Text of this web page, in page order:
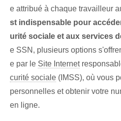
e attribué à chaque travailleur
st⁢ indispensable pour
urité sociale et aux services
e SSN, plusieurs options
e par le Site Internet
curité sociale (IMSS), où vous
personnelles et obtenir votre
en ligne.